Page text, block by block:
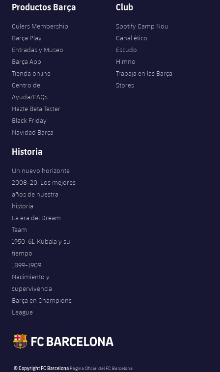
Productos Barça
Culers Membership
Barça Play
Entradas y Museo
Barça App
Tienda online
Centro de
Ayuda/FAQs
Hazte Beta Tester
Black Friday
Navidad Barça
Club
Spotify Camp Nou
Canal ético
Escudo
Himno
Trabaja en las Barça
Stores
Historia
Un nuevo horizonte
2008-20. Los mejores
años de nuestra
historia
La era del Dream
Team
1950-61. Kubala y su
tiempo
1899-1909.
Nacimiento y
supervivencia
Barça en Champions
League
© Copyright FC Barcelona Página Oficial del FC Barcelona